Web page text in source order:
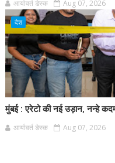
आर्यावर्त डेस्क Aug 07, 2026
देश
मुंबई : एरेटो की नई उड़ान, नन्हे
आर्यावर्त डेस्क Aug 07, 2026